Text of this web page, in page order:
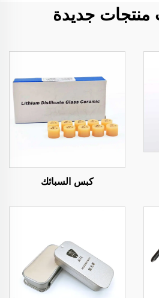
منتجات جديدة
كبس السبائك